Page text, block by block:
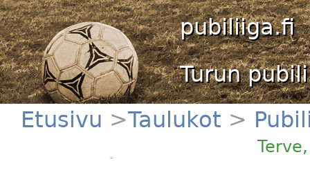
pubiliiga.fi
Turun
Etusivu >Taulukot >